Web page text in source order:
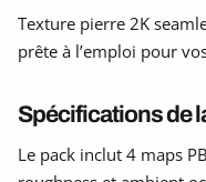
Texture pierre 2K
prête à l’emploi pour
Spécifications de
Le pack inclut 4 maps